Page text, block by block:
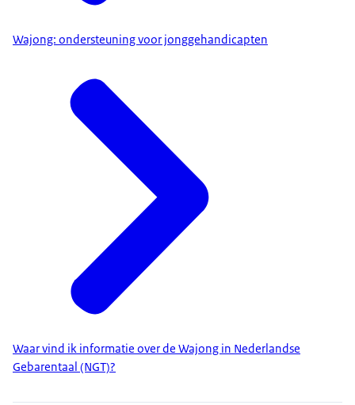
Wajong: ondersteuning voor jonggehandicapten
Waar vind ik informatie over de Wajong in Nederlandse
Gebarentaal (NGT)?